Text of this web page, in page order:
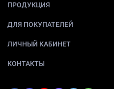
ПРОДУКЦИЯ
ДЛЯ ПОКУПАТЕЛЕЙ
ЛИЧНЫЙ КАБИНЕТ
КОНТАКТЫ